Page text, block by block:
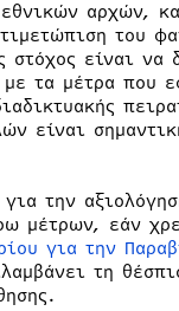
αρχών,
του
είναι να
τα μέτρα που
είναι
την
μέτρων, εάν
για την
τη